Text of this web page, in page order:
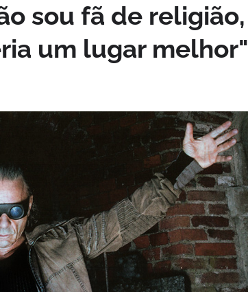
sou fã de religião,
um lugar melhor"